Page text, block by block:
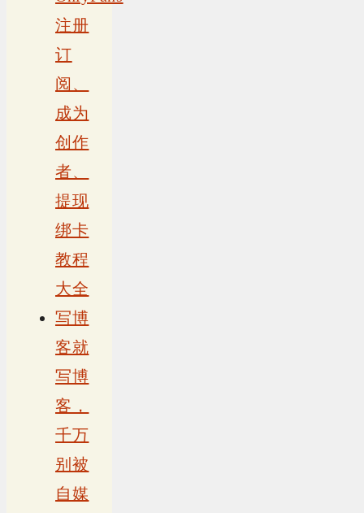
注册
订
阅、
成为
创作
者、
提现
绑卡
教程
大全
写博
客就
写博
客，
千万
别被
自媒